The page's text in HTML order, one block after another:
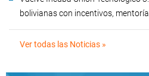
bolivianas con incentivos,
Ver todas las Noticias »